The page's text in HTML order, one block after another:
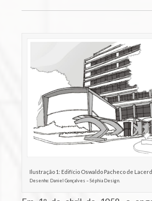
Ilustração 1: Edifício Oswaldo Pacheco de
Desenho: Daniel Gonçalves – Séphia Design.